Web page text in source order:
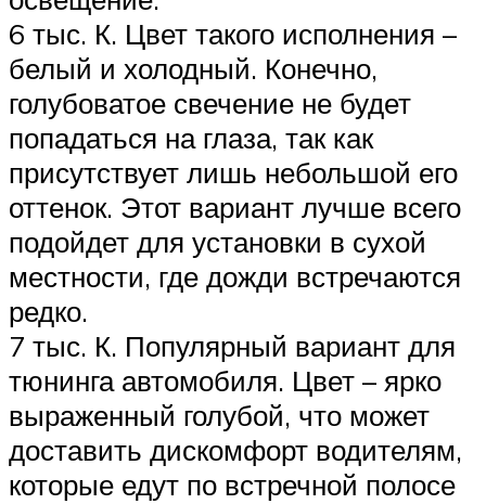
6 тыс. К. Цвет такого исполнения –
белый и холодный. Конечно,
голубоватое свечение не будет
попадаться на глаза, так как
присутствует лишь небольшой его
оттенок. Этот вариант лучше всего
подойдет для установки в сухой
местности, где дожди встречаются
редко.
7 тыс. К. Популярный вариант для
тюнинга автомобиля. Цвет – ярко
выраженный голубой, что может
доставить дискомфорт водителям,
которые едут по встречной полосе